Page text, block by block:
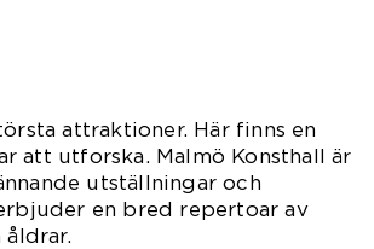
attraktioner. Här finns en
att utforska. Malmö Konsthall är
utställningar och
en bred repertoar av